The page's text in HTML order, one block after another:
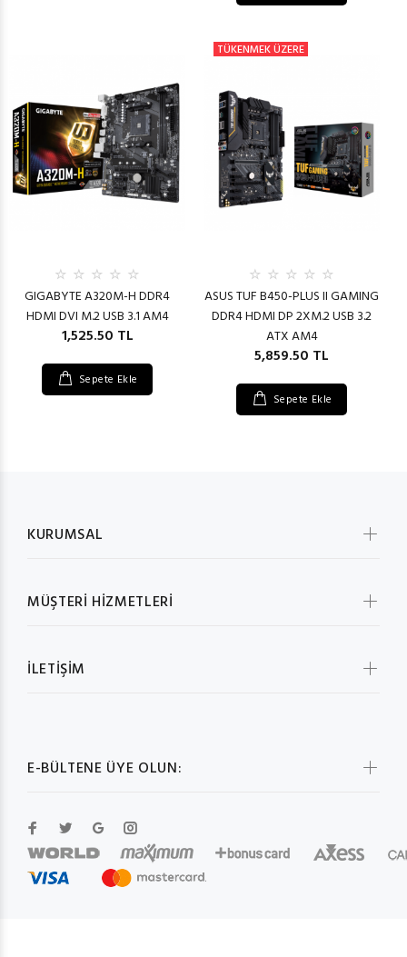
GIGABYTE A320M-H DDR4
HDMI DVI M.2 USB 3.1 AM4
1,525.50 TL
Sepete Ekle
TÜKENMEK ÜZERE
ASUS TUF B450-PLUS II GAMING
DDR4 HDMI DP 2XM.2 USB 3.2
ATX AM4
5,859.50 TL
Sepete Ekle
E-BÜLTENE ÜYE OLUN:
KURUMSAL
MÜŞTERİ HİZMETLERİ
İLETİŞİM